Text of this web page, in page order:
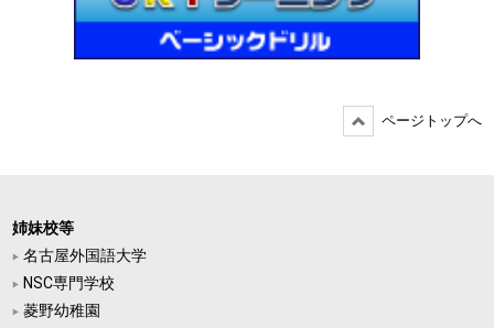
ページトップへ
姉妹校等
名古屋外国語大学
NSC専門学校
菱野幼稚園